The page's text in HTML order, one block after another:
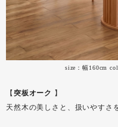
size：幅160cm
【 突板オーク 】
天然木の美しさと、扱いやすさ